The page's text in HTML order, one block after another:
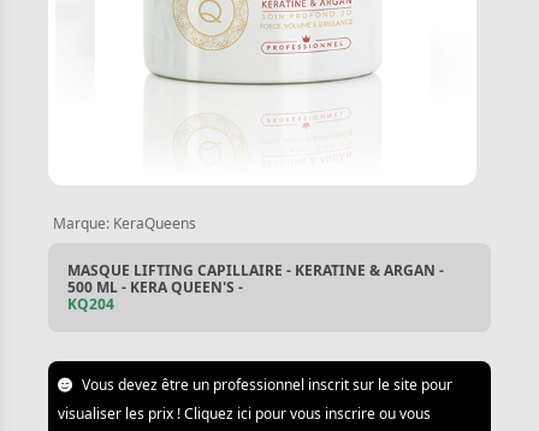
Marque: KeraQueens
MASQUE LIFTING CAPILLAIRE - KERATINE & ARGAN -
500 ML - KERA QUEEN'S -
KQ204
Vous devez être un professionnel inscrit sur le site pour
visualiser les prix ! Cliquez ici pour vous inscrire ou vous